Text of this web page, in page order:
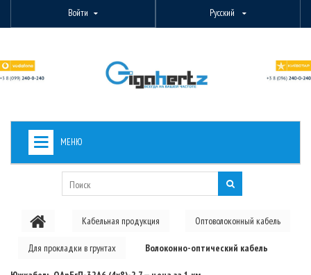
Войти Русский
МЕНЮ
PON ОБОРУДОВАНИЕ
Кабельная продукция Оптоволоконный кабель
Для прокладки в грунтах Волоконно-оптический кабель